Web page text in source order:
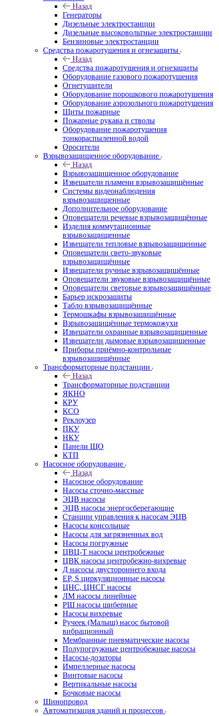
Назад
Генераторы
Дизельные электростанции
Дизельные высоковольтные электростанции
Бензиновые электростанции
Средства пожаротушения и огнезащиты
Назад
Средства пожаротушения и огнезащиты
Оборудование газового пожаротушения
Огнетушители
Оборудование порошкового пожаротушения
Оборудование аэрозольного пожаротушения
Щиты пожарные
Пожарные рукава и стволы
Оборудование пожаротушения
тонкораспыленной водой
Оросители
Взрывозащищенное оборудование
Назад
Взрывозащищенное оборудование
Извещатели пламени взрывозащищённые
Системы видеонаблюдения
взрывозащищенные
Дополнительное оборудование
Оповещатели речевые взрывозащищённые
Изделия коммутационные
взрывозащищенные
Извещатели тепловые взрывозащищенные
Оповещатели свето-звуковые
взрывозащищённые
Извещатели ручные взрывозащищённые
Оповещатели звуковые взрывозащищённые
Оповещатели световые взрывозащищённые
Барьер искрозащиты
Табло взрывозащищённые
Термошкафы взрывозащищённые
Взрывозащищённые термокожухи
Извещатели охранные взрывозащищенные
Извещатели дымовые взрывозащищенные
Приборы приёмно-контрольные
взрывозащищённые
Трансформаторные подстанции
Назад
Трансформаторные подстанции
ЯКНО
КРУ
КСО
Реклоузер
ПКУ
НКУ
Панели ЩО
КТП
Насосное оборудование
Назад
Насосное оборудование
Насосы сточно-массные
ЭЦВ насосы
ЭЦВ насосы энергосберегающие
Станции управления к насосам ЭЦВ
Насосы консольные
Насосы для загрязненных вод
Насосы погружные
ЦВЦ-Т насосы центробежные
ЦВК насосы центробежно-вихревые
Д насосы двустороннего входа
EP, S циркуляционные насосы
ЦНС, ЦНСГ насосы
ЛМ насосы линейные
РШ насосы шиберные
Насосы вихревые
Ручеек (Малыш) насос бытовой
вибрационный
Мембранные пневматические насосы
Полупогружные центробежные насосы
Насосы-дозаторы
Импеллерные насосы
Винтовые насосы
Вертикальные насосы
Бочковые насосы
Шинопровод
Автоматизация зданий и процессов